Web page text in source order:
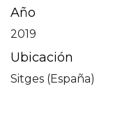
Año
2019
Ubicación
Sitges (España)